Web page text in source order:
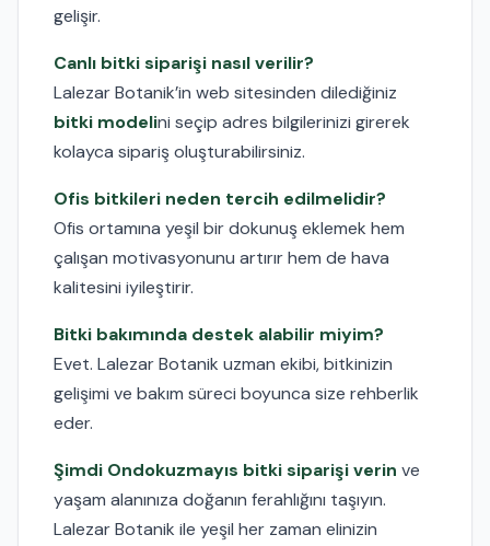
gelişir.
Canlı bitki siparişi nasıl verilir?
Lalezar Botanik’in web sitesinden dilediğiniz
bitki modelini seçip adres bilgilerinizi girerek
kolayca sipariş oluşturabilirsiniz.
Ofis bitkileri neden tercih edilmelidir?
Ofis ortamına yeşil bir dokunuş eklemek hem
çalışan motivasyonunu artırır hem de hava
kalitesini iyileştirir.
Bitki bakımında destek alabilir miyim?
Evet. Lalezar Botanik uzman ekibi, bitkinizin
gelişimi ve bakım süreci boyunca size rehberlik
eder.
Şimdi Ondokuzmayıs bitki siparişi verin ve
yaşam alanınıza doğanın ferahlığını taşıyın.
Lalezar Botanik ile yeşil her zaman elinizin